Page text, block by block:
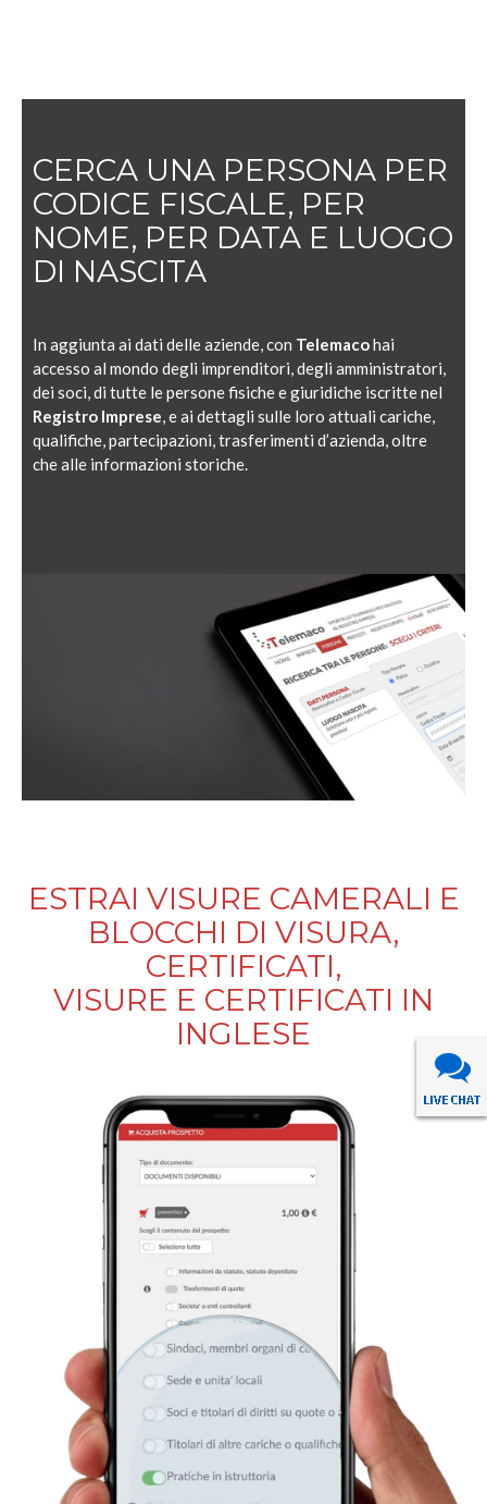
CERCA UNA PERSONA PER
CODICE FISCALE, PER
NOME, PER DATA E LUOGO
DI NASCITA
In aggiunta ai dati delle aziende, con Telemacohai
accesso al mondo degli imprenditori, degli amministratori,
dei soci, di tutte le persone fisiche e giuridiche iscritte nel
Registro Imprese, e ai dettagli sulle loro attuali cariche,
qualifiche, partecipazioni, trasferimenti d’azienda, oltre
che alle informazioni storiche.
ESTRAI VISURE CAMERALI E
BLOCCHI DI VISURA,
CERTIFICATI,
VISURE E CERTIFICATI IN
INGLESE